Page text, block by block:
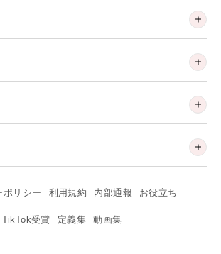
ポリシー 利用規約 内部通報 お役立ち
TikTok受賞 定義集 動画集